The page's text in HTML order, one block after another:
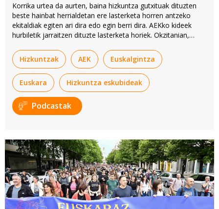
Korrika urtea da aurten, baina hizkuntza gutxituak dituzten
beste hainbat herrialdetan ere lasterketa horren antzeko
ekitaldiak egiten ari dira edo egin berri dira. AEKko kideek
hurbiletik jarraitzen dituzte lasterketa horiek. Okzitanian,
antzeko ekinaldiak.
Hizkuntzak AEK Euskalgintza
Euskara Hizkuntza eskubideak
Podcastak